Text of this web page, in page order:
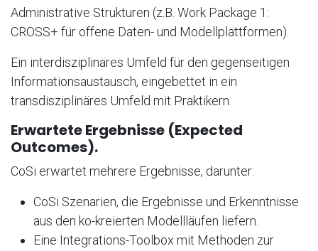
Administrative Strukturen (z.B. Work Package 1:
CROSS+ für offene Daten- und Modellplattformen).
Ein interdisziplinäres Umfeld für den gegenseitigen
Informationsaustausch, eingebettet in ein
transdisziplinäres Umfeld mit Praktikern.
Erwartete Ergebnisse (Expected
Outcomes).
CoSi erwartet mehrere Ergebnisse, darunter:
CoSi Szenarien, die Ergebnisse und Erkenntnisse
aus den ko-kreierten Modellläufen liefern.
Eine Integrations-Toolbox mit Methoden zur